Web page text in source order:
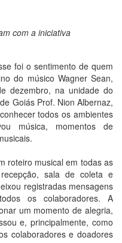
com a iniciativa
foi o sentimento de quem
do músico Wagner Sean,
dezembro, na unidade do
Goiás Prof. Nion Albernaz,
todos os ambientes
música, momentos de
roteiro musical em todas as
sala de coleta e
registradas mensagens
os colaboradores. A
um momento de alegria,
e, principalmente, como
colaboradores e doadores